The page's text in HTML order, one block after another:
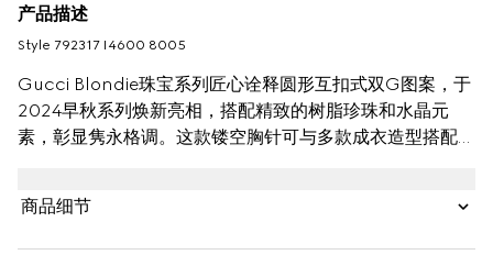
产品描述
Style ‎792317 I4600 8005
Gucci Blondie珠宝系列匠心诠释圆形互扣式双G图案，于
2024早秋系列焕新亮相，搭配精致的树脂珍珠和水晶元
素，彰显隽永格调。这款镂空胸针可与多款成衣造型搭配穿
商品细节